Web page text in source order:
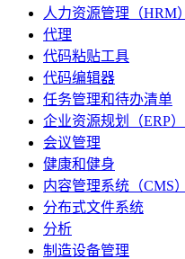
人力资源管理（HRM）
代理
代码粘贴工具
代码编辑器
任务管理和待办清单
企业资源规划（ERP）
会议管理
健康和健身
内容管理系统（CMS）
分布式文件系统
分析
制造设备管理